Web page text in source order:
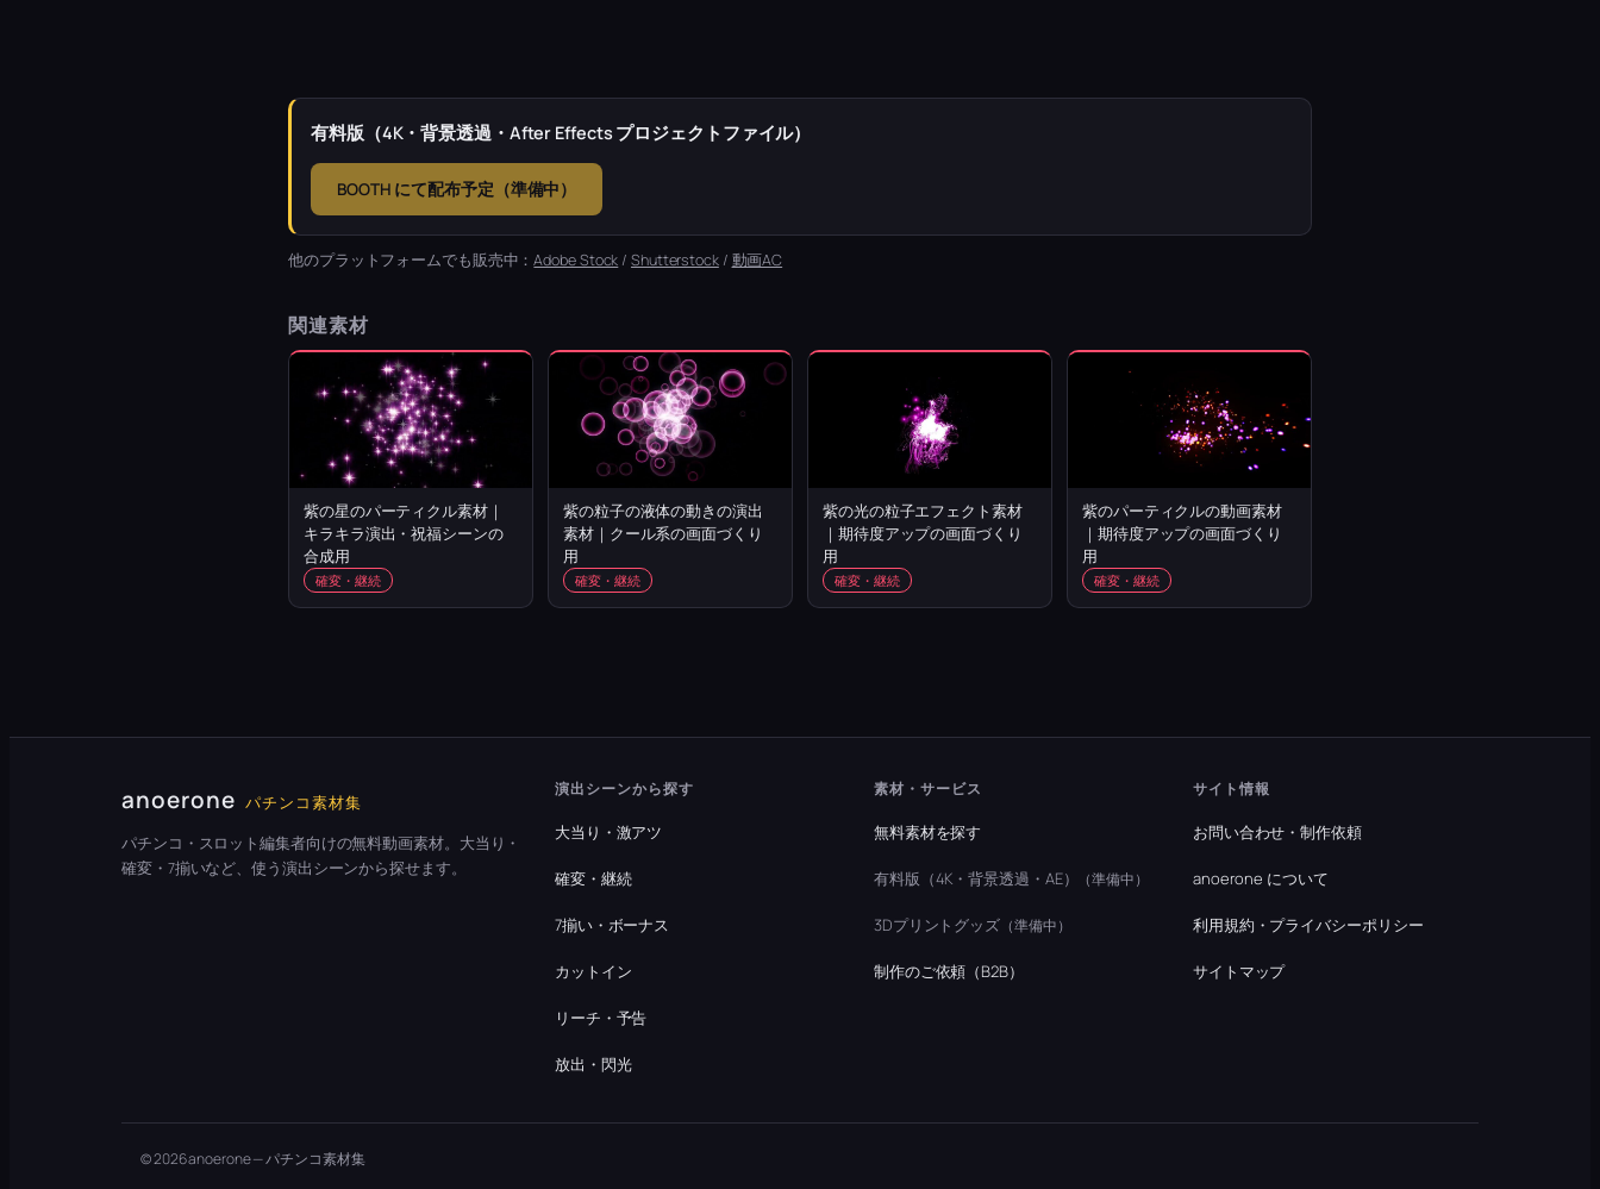
有料版（4K・背景透過・After Effects プロジェクトファイル）
BOOTH にて配布予定（準備中）
他のプラットフォームでも販売中：Adobe Stock /Shutterstock/ 動画AC
関連素材
紫の星のパーティクル素材｜
キラキラ演出・祝福シーンの
合成用
確変・継続
紫の粒子の液体の動きの演出
素材｜クール系の画面づくり
用
確変・継続
紫の光の粒子エフェクト素材
｜期待度アップの画面づくり
用
確変・継続
紫のパーティクルの動画素材
｜期待度アップの画面づくり
用
確変・継続
anoerone パチンコ素材集
パチンコ・スロット編集者向けの無料動画素材。大当り・
確変・7揃いなど、使う演出シーンから探せます。
演出シーンから探す
大当り・激アツ
確変・継続
7揃い・ボーナス
カットイン
リーチ・予告
放出・閃光
素材・サービス
無料素材を探す
有料版（4K・背景透過・AE） （準備中）
3Dプリントグッズ （準備中）
制作のご依頼（B2B）
サイト情報
お問い合わせ・制作依頼
anoerone について
利用規約・プライバシーポリシー
サイトマップ
© 2026 anoerone — パチンコ素材集